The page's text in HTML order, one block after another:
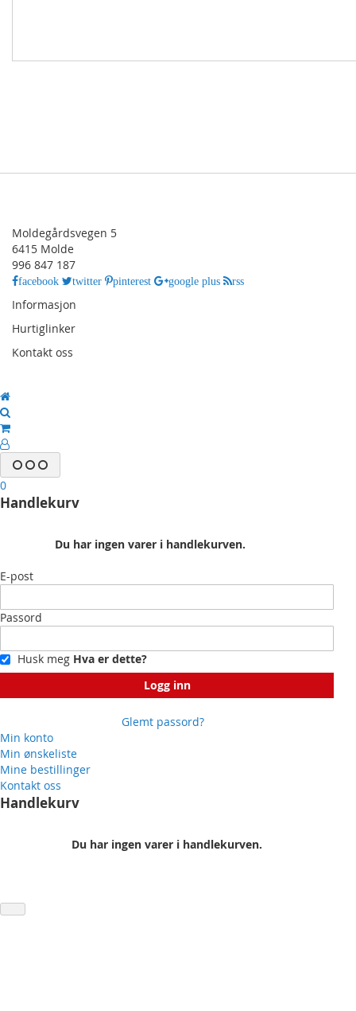
Moldegårdsvegen 5
6415 Molde
996 847 187
facebook twitter pinterest google plus rss
Informasjon
Hurtiglinker
Kontakt oss
0
Handlekurv
Du har ingen varer i handlekurven.
E-post
Passord
Husk meg Hva er dette?
Logg inn
Glemt passord?
Min konto
Min ønskeliste
Mine bestillinger
Kontakt oss
Handlekurv
Du har ingen varer i handlekurven.